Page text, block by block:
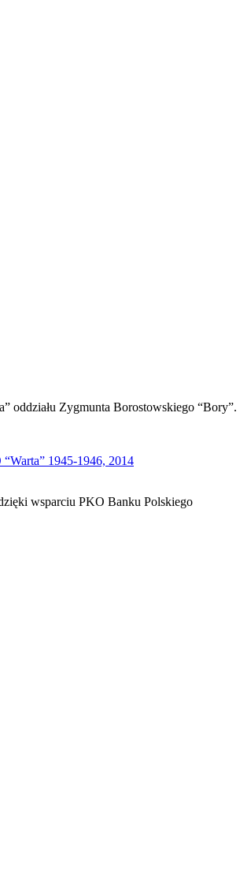
oddziału Zygmunta Borostowskiego “Bory”.
1945-1946, 2014
wsparciu PKO Banku Polskiego